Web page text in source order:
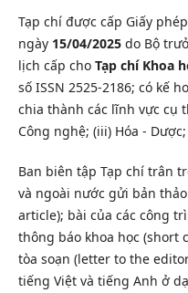
Tạp chí được cấp Giấy
ngày 15/04/2025do Bộ
lịch cấp cho Tạp chí Khoa
số ISSN 2525-2186; có kế
chia thành các lĩnh vực cụ
Công nghệ; (iii) Hóa -
Ban biên tập Tạp chí trân
và ngoài nước gửi bản
article); bài của các công
thông báo khoa học (short
tòa soạn (letter to the
tiếng Việt và tiếng Anh ở